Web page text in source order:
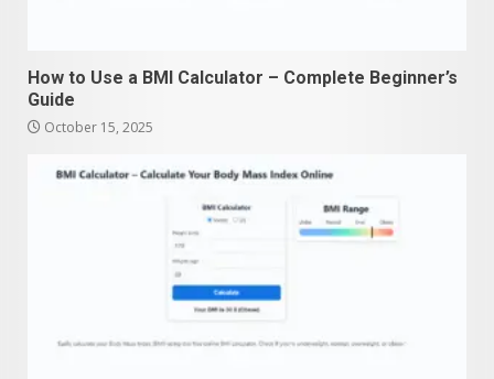
How to Use a BMI Calculator – Complete Beginner’s
Guide
October 15, 2025